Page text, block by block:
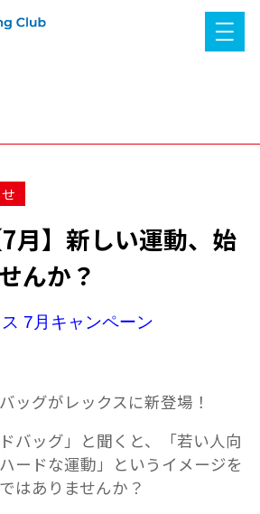
7月】新しい運動、始
んか？
7月キャンペーン
ッグがレックスに新登場！
ドバッグ」と聞くと、「若い人向
ードな運動」というイメージを
はありませんか？